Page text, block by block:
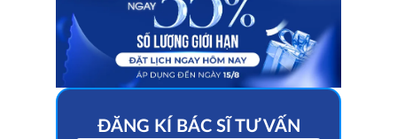
ĐĂNG KÍ BÁC SĨ TƯ VẤN